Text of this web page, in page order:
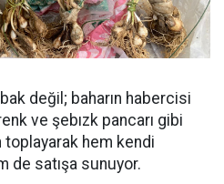
değil; baharın habercisi
ve şebızk pancarı gibi
toplayarak hem kendi
de satışa sunuyor.